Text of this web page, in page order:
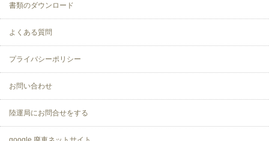
書類のダウンロード
よくある質問
プライバシーポリシー
お問い合わせ
陸運局にお問合せをする